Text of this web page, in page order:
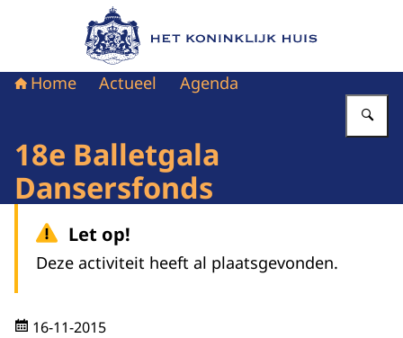
Naar de homepage van Het Koninklijk Huis
Home Actueel Agenda
18e Balletgala
Dansersfonds
Let op!
Deze activiteit heeft al plaatsgevonden.
16-11-2015